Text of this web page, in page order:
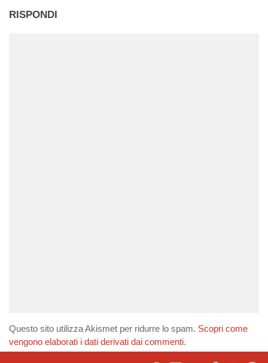
RISPONDI
Questo sito utilizza Akismet per ridurre lo spam. Scopri come
vengono elaborati i dati derivati dai commenti.